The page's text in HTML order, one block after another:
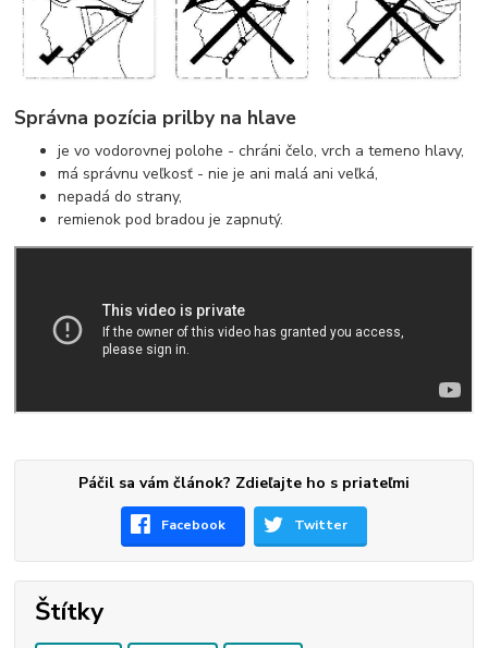
Správna pozícia prilby na hlave
je vo vodorovnej polohe - chráni čelo, vrch a temeno hlavy,
má správnu veľkosť - nie je ani malá ani veľká,
nepadá do strany,
remienok pod bradou je zapnutý.
Páčil sa vám článok? Zdieľajte ho s priateľmi
Facebook Twitter
Štítky